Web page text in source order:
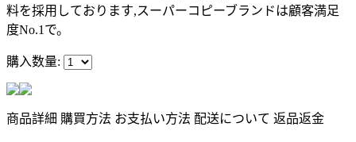
料を採用しております,スーパーコピーブランドは顧客満足
度No.1で。
購入数量:
商品詳細 購買方法 お支払い方法 配送について 返品返金